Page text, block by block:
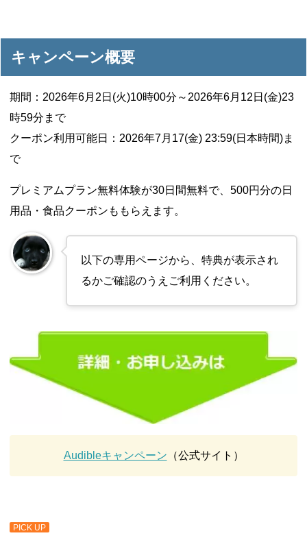
キャンペーン概要
期間：2026年6月2日(火)10時00分～2026年6月12日(金)23
時59分まで
クーポン利用可能日：2026年7月17(金) 23:59(日本時間)ま
で
プレミアムプラン無料体験が30日間無料で、500円分の日
用品・食品クーポンももらえます。
以下の専用ページから、特典が表示され
るかご確認のうえご利用ください。
Audibleキャンペーン （公式サイト）
PICK UP